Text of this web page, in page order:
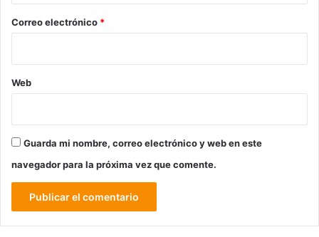
*
Correo electrónico *
Web
Guarda mi nombre, correo electrónico y web en este
navegador para la próxima vez que comente.